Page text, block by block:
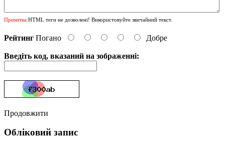
Примітка:HTML теги не дозволені! Використовуйте звичайний текст.
Рейтинг Погано Добре
Введіть код, вказаний на зображенні:
Продовжити
Обліковий запис